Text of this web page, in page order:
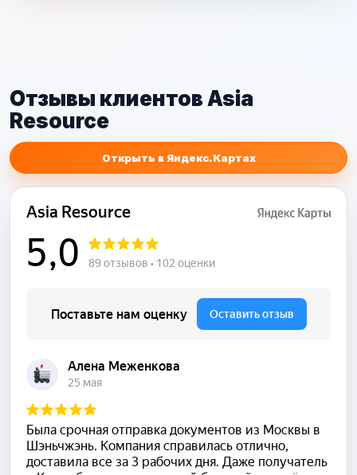
Отзывы клиентов Asia
Resource
Открыть в Яндекс.Картах